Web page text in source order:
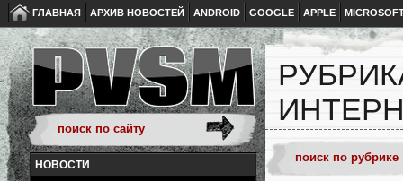
ГЛАВНАЯ АРХИВ НОВОСТЕЙ ANDROID GOOGLE APPLE
НОВОСТИ